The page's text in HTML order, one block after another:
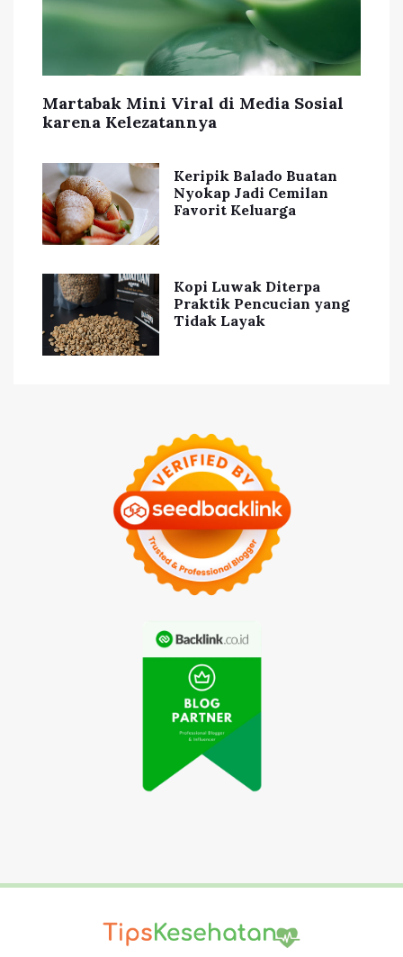
Martabak Mini Viral di Media Sosial
karena Kelezatannya
Keripik Balado Buatan
Nyokap Jadi Cemilan
Favorit Keluarga
Kopi Luwak Diterpa
Praktik Pencucian yang
Tidak Layak